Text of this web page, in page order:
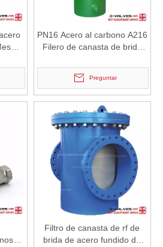
industriales, prevenir el flujo inverso
PN16 Acero al carbono A216
Filero de canasta de brida
Preguntar
Filtro de canasta de rf de
brida de acero fundido de